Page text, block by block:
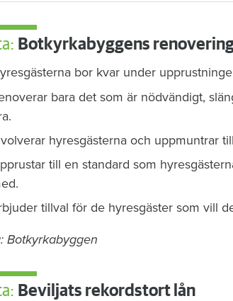
Botkyrkabyggens
bor kvar under
bara det som är nödvändigt,
hyresgästerna och uppmuntrar
till en standard som
tillval för de hyresgäster som vill
Botkyrkabyggen
Beviljats rekordstort lån